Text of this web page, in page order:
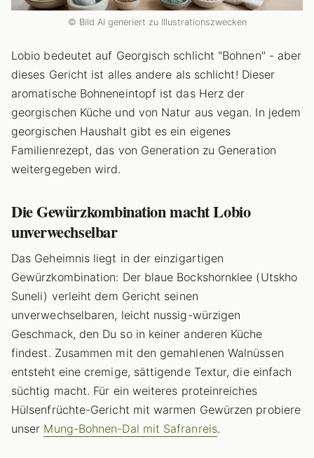
© Bild AI generiert zu Illustrationszwecken
Lobio bedeutet auf Georgisch schlicht "Bohnen" - aber
dieses Gericht ist alles andere als schlicht! Dieser
aromatische Bohneneintopf ist das Herz der
georgischen Küche und von Natur aus vegan. In jedem
georgischen Haushalt gibt es ein eigenes
Familienrezept, das von Generation zu Generation
weitergegeben wird.
Die Gewürzkombination macht Lobio
unverwechselbar
Das Geheimnis liegt in der einzigartigen
Gewürzkombination: Der blaue Bockshornklee (Utskho
Suneli) verleiht dem Gericht seinen
unverwechselbaren, leicht nussig-würzigen
Geschmack, den Du so in keiner anderen Küche
findest. Zusammen mit den gemahlenen Walnüssen
entsteht eine cremige, sättigende Textur, die einfach
süchtig macht. Für ein weiteres proteinreiches
Hülsenfrüchte-Gericht mit warmen Gewürzen probiere
unser Mung-Bohnen-Dal mit Safranreis.